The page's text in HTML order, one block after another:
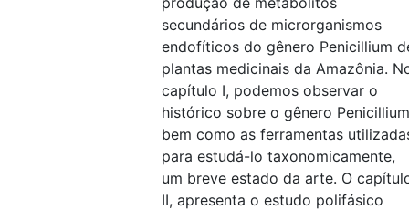
secundários de microrganismos
endofíticos do gênero Penicillium
plantas medicinais da Amazônia.
capítulo I, podemos observar o
histórico sobre o gênero Penicillium
bem como as ferramentas
para estudá-lo taxonomicamente,
um breve estado da arte. O
II, apresenta o estudo polifásico